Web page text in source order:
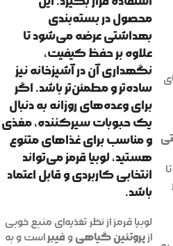
محصول دربسته‌بندی
بهداشتیعرضه می‌شود تا
علاوه بر حفظ کیفیت،
نگهداری آن در آشپزخانه نیز
ساده‌تر و مطمئن‌تر باشد. اگر
برای وعده‌های روزانه به دنبال
یک حبوبات سیرکننده، مغذی
و مناسب برای غذاهای متنوع
هستید، لوبیا قرمز می‌تواند
انتخابی کاربردی و قابل اعتماد
باشد.
لوبیا قرمز از نظر تغذیه‌ای منبع خوبی
ازپروتئین گیاهی و فیبر است و به